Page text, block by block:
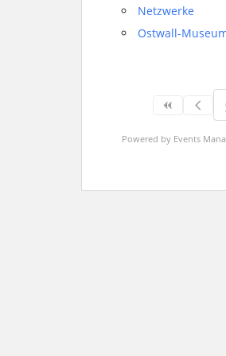
Netzwerke
Ostwall-
Powered by Events